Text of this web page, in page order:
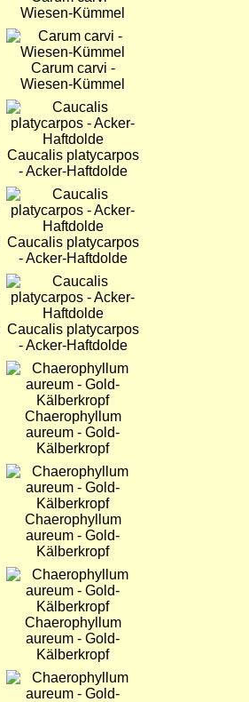
Wiesen-Kümmel
Bild
Carum carvi -
Wiesen-Kümmel
Bild
Caucalis platycarpos
- Acker-Haftdolde
Bild
Caucalis platycarpos
- Acker-Haftdolde
Bild
Caucalis platycarpos
- Acker-Haftdolde
Bild
Chaerophyllum
aureum - Gold-
Kälberkropf
Bild
Chaerophyllum
aureum - Gold-
Kälberkropf
Bild
Chaerophyllum
aureum - Gold-
Kälberkropf
Bild